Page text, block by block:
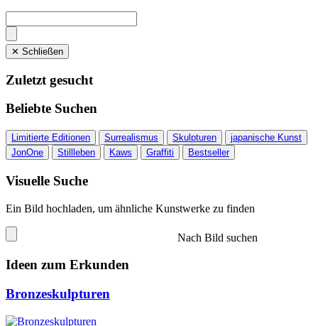
✕ Schließen
Zuletzt gesucht
Beliebte Suchen
Limitierte Editionen Surrealismus Skulpturen
japanische Kunst
JonOne
Stillleben Kaws Graffiti Bestseller
Visuelle Suche
Ein Bild hochladen, um ähnliche Kunstwerke zu finden
Nach Bild suchen
Ideen zum Erkunden
Bronzeskulpturen